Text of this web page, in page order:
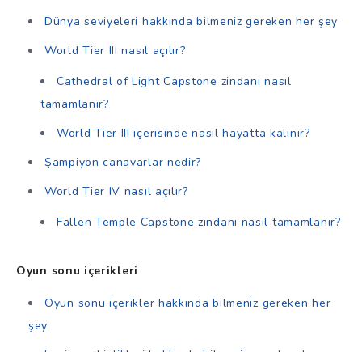
Dünya seviyeleri hakkında bilmeniz gereken her şey
World Tier III nasıl açılır?
Cathedral of Light Capstone zindanı nasıl
tamamlanır?
World Tier III içerisinde nasıl hayatta kalınır?
Şampiyon canavarlar nedir?
World Tier IV nasıl açılır?
Fallen Temple Capstone zindanı nasıl tamamlanır?
Oyun sonu içerikleri
Oyun sonu içerikler hakkında bilmeniz gereken her
şey